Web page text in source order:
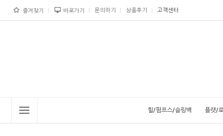
즐겨찾기 바로가기 문의하기 상품후기 고객센터
힐/펌프스/슬링백 플랫/